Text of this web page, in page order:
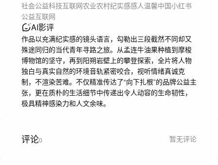
社会公益科技互联网农业农村纪实感感人温馨中国小红书
公益互联网
AI影评
作品以充满纪实感的镜头语言，勾勒出三段截然不同却又
殊途同归的当代青年寻路之旅。从孟连牛油果种植到摩梭
博物馆的坚守，再到阳朔岩壁上的攀登探索，全片将人物
独白与真实自然的环境音轨紧密咬合，视听情绪真诚克
制，不渲染苦难。不仅精准传达了“向下扎根”的品牌公益主
张，更在质朴的生活细节中传递出令人动容的生命韧性，
极具精神感染力和人文余味。
评论0 暂无评论